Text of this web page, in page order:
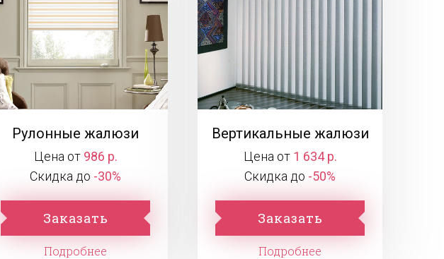
Рулонные жалюзи
Цена от 986 р.
Скидка до -30%
Заказать
Подробнее
Вертикальные жалюзи
Цена от 1 634 р.
Скидка до -50%
Заказать
Подробнее